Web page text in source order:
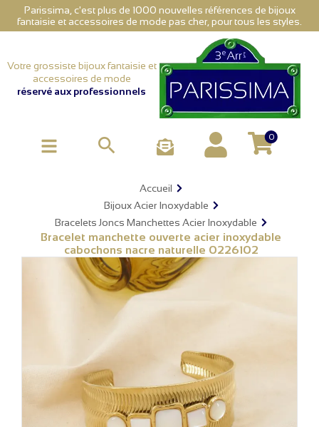
Parissima, c'est plus de 1000 nouvelles références de bijoux
fantaisie et accessoires de mode pas cher, pour tous les styles.
Votre grossiste bijoux fantaisie et
accessoires de mode
réservé aux professionnels
 0
Accueil
Bijoux Acier Inoxydable
Bracelets Joncs Manchettes Acier Inoxydable
Bracelet manchette ouverte acier inoxydable
cabochons nacre naturelle 0226102